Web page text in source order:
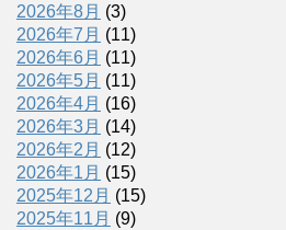
2026年8月 (3)
2026年7月 (11)
2026年6月 (11)
2026年5月 (11)
2026年4月 (16)
2026年3月 (14)
2026年2月 (12)
2026年1月 (15)
2025年12月 (15)
2025年11月 (9)